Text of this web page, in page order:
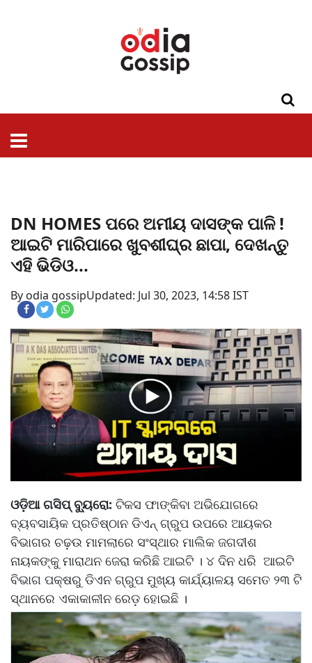
DN HOMES ପରେ ଅମୀୟ ଦାସଙ୍କ ପାଳି !
ଆଇଟି ମାରିପାରେ ଖୁବଶୀଘ୍ର ଛାପା, ଦେଖନ୍ତୁ
ଏହି ଭିଡିଓ...
By odia gossipUpdated: Jul 30, 2023, 14:58 IST
ଓଡ଼ିଆ ଗସିପ୍ ବ୍ୟୁରୋ: ଟିକସ ଫାଙ୍କିବା ଅଭିଯୋଗରେ
ବ୍ୟବସାୟିକ ପ୍ରତିଷ୍ଠାନ ଡିଏନ୍ ଗ୍ରୁପ ଉପରେ ଆୟକର
ବିଭାଗର ଚଢ଼ଉ ମାମଲାରେ ସଂସ୍ଥାର ମାଲିକ ଜଗଦୀଶ
ନାୟକଙ୍କୁ ମାରାଥନ ଜେରା କରିଛି ଆଇଟି । ୪ ଦିନ ଧରି ଆଇଟି
ବିଭାଗ ପକ୍ଷରୁ ଡିଏନ ଗ୍ରୁପ ମୁଖ୍ୟ କାର୍ଯ୍ୟାଳୟ ସମେତ ୨୩ ଟି
ସ୍ଥାନରେ ଏକାକାଳୀନ ରେଡ଼ ହୋଇଛି ।